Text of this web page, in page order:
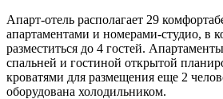
Апарт-отель располагает 29
апартаментами и номерами-студио, в
разместиться до 4 гостей.
спальней и гостиной открытой
кроватями для размещения еще 2
оборудована холодильником.